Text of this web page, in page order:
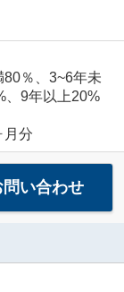
％、3~6年未
、9年以上20%
月分
問い合わせ